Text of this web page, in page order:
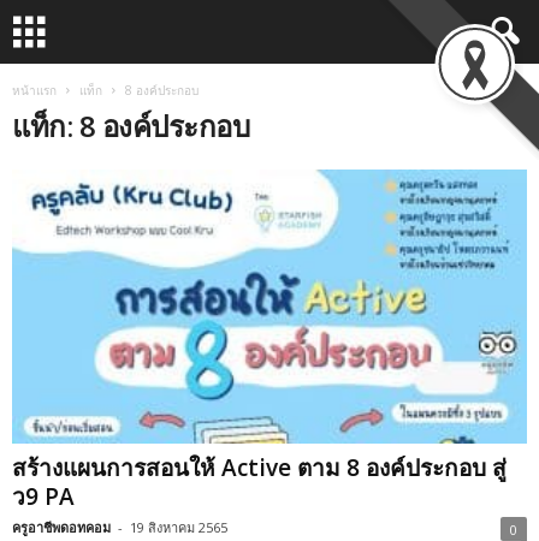
หน้าแรก แท็ก 8 องค์ประกอบ
แท็ก: 8 องค์ประกอบ
สร้างแผนการสอนให้ Active ตาม 8 องค์ประกอบ สู่
ว9 PA
ครูอาชีพดอทคอม - 19 สิงหาคม 2565 0